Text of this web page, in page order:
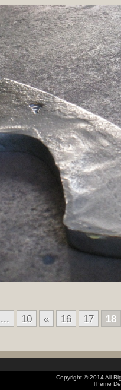
... 10 « 16 17 18
Copyright © 2014 All
Theme